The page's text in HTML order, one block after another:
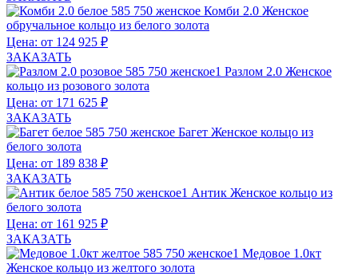
Комби 2.0 Женское
обручальное кольцо из белого золота
Цена: от 124 925 ₽
ЗАКАЗАТЬ
Разлом 2.0 Женское
кольцо из розового золота
Цена: от 171 625 ₽
ЗАКАЗАТЬ
Багет Женское кольцо из
белого золота
Цена: от 189 838 ₽
ЗАКАЗАТЬ
Антик Женское кольцо из
белого золота
Цена: от 161 925 ₽
ЗАКАЗАТЬ
Медовое 1.0кт
Женское кольцо из желтого золота